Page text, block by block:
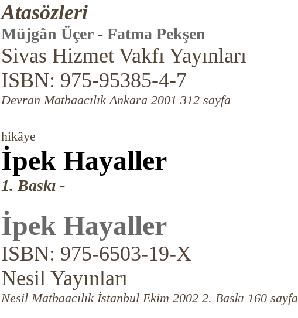
Atasözleri
Müjgân Üçer- Fatma Pekşen
Sivas Hizmet Vakfı Yayınları
ISBN: 975-95385-4-7
Devran Matbaacılık Ankara 2001 312 sayfa
hikâye
İpek Hayaller
1. Baskı -
İpek Hayaller
ISBN: 975-6503-19-X
Nesil Yayınları
Nesil Matbaacılık İstanbul Ekim 2002 2. Baskı 160 sayfa